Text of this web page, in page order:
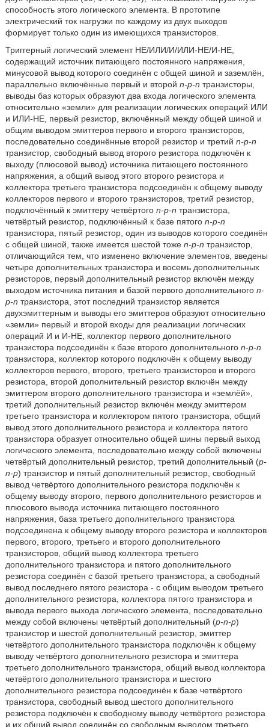
способность этого логического элемента. В прототипе
электрический ток нагрузки по каждому из двух выходов
формирует только один из имеющихся транзисторов.
Триггерный логический элемент НЕ/ИЛИ/И/ИЛИ-НЕ/И-НЕ,
содержащий источник питающего постоянного напряжения,
минусовой вывод которого соединён с общей шиной и заземлён,
параллельно включённые первый и второй n-p-n транзисторы,
выводы баз которых образуют два входа логического элемента
относительно «земли» для реализации логических операций ИЛИ
и ИЛИ-НЕ, первый резистор, включённый между общей шиной и
общим выводом эмиттеров первого и второго транзисторов,
последовательно соединённые второй резистор и третий n-p-n
транзистор, свободный вывод второго резистора подключён к
выходу (плюсовой вывод) источника питающего постоянного
напряжения, а общий вывод этого второго резистора и
коллектора третьего транзистора подсоединён к общему выводу
коллекторов первого и второго транзисторов, третий резистор,
подключённый к эмиттеру четвёртого n-p-n транзистора,
четвёртый резистор, подключённый к базе пятого n-p-n
транзистора, пятый резистор, один из выводов которого соединён
с общей шиной, также имеется шестой тоже n-p-n транзистор,
отличающийся тем, что изменено включение элементов, введены
четыре дополнительных транзистора и восемь дополнительных
резисторов, первый дополнительный резистор включён между
выходом источника питания и базой первого дополнительного n-
p-n транзистора, этот последний транзистор является
двухэмиттерным и выводы его эмиттеров образуют относительно
«земли» первый и второй входы для реализации логических
операций И и И-НЕ, коллектор первого дополнительного
транзистора подсоединён к базе второго дополнительного n-p-n
транзистора, коллектор которого подключён к общему выводу
коллекторов первого, второго, третьего транзисторов и второго
резистора, второй дополнительный резистор включён между
эмиттером второго дополнительного транзистора и «землёй»,
третий дополнительный резистор включён между эмиттером
третьего транзистора и коллектором пятого транзистора, общий
вывод этого дополнительного резистора и коллектора пятого
транзистора образует относительно общей шины первый выход
логического элемента, последовательно между собой включены
четвёртый дополнительный резистор, третий дополнительный (p-
n-p) транзистор и пятый дополнительный резистор, свободный
вывод четвёртого дополнительного резистора подключён к
общему выводу второго, первого дополнительного резисторов и
плюсового вывода источника питающего постоянного
напряжения, база третьего дополнительного транзистора
подсоединена к общему выводу второго резистора и коллекторов
первого, второго, третьего и второго дополнительного
транзисторов, общий вывод коллектора третьего
дополнительного транзистора и пятого дополнительного
резистора соединён с базой третьего транзистора, а свободный
вывод последнего пятого резистора - с общим выводом третьего
дополнительного резистора, коллектора пятого транзистора и
вывода первого выхода логического элемента, последовательно
между собой включены четвёртый дополнительный (p-n-p)
транзистор и шестой дополнительный резистор, эмиттер
четвёртого дополнительного транзистора подключён к общему
выводу четвёртого дополнительного резистора и эмиттера
третьего дополнительного транзистора, общий вывод коллектора
четвёртого дополнительного транзистора и шестого
дополнительного резистора подсоединён к базе четвёртого
транзистора, свободный вывод шестого дополнительного
резистора подключён к свободному выводу четвёртого резистора
и их общий вывод соединён со свободным выводом третьего